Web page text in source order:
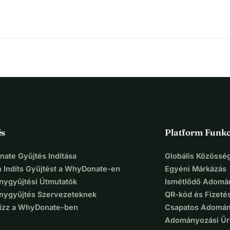
Gyűjtés Indítása
Indíts Gyűjtést a WhyDonate-en
Útmutatók
Szervezeteknek
a WhyDonate-ben
Platform
Globális
Egyéni Márkázás
Ismétlődő
QR-kód és
Csapatos
Adományozási